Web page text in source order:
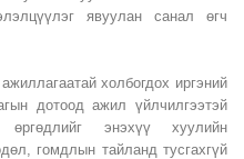
явуулан санал өгч
холбогдох иргэний
дотоод ажил үйлчилгээтэй
энэхүү хуулийн
гомдлын тайланд тусгахгүй